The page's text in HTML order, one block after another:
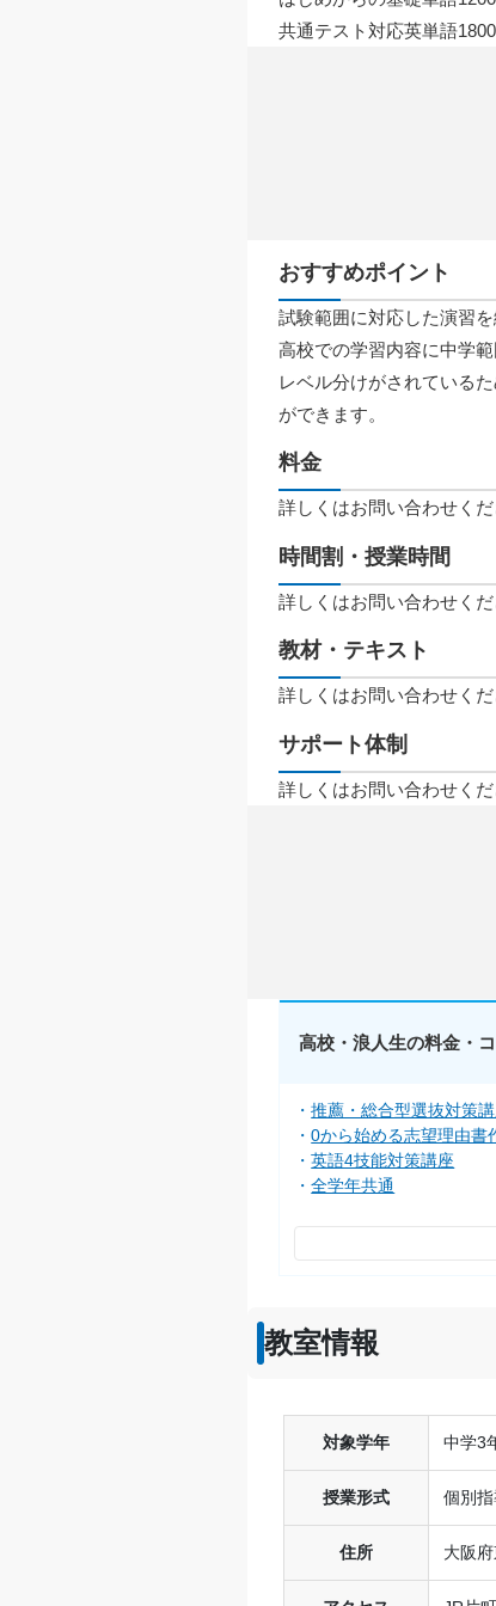
共通テスト対応英単語
おすすめポイント
試験範囲に対応した演習
高校での学習内容に中学
レベル分けがされている
ができます。
料金
詳しくはお問い合わせく
時間割・授業時間
詳しくはお問い合わせく
教材・テキスト
詳しくはお問い合わせく
サポート体制
詳しくはお問い合わせく
高校・浪人生の料金・
推薦・総合型選抜対策講
0から始める志望理由書
英語4技能対策講座
全学年共通
教室情報
対象学年 中学3
授業形式 個別
住所 大阪